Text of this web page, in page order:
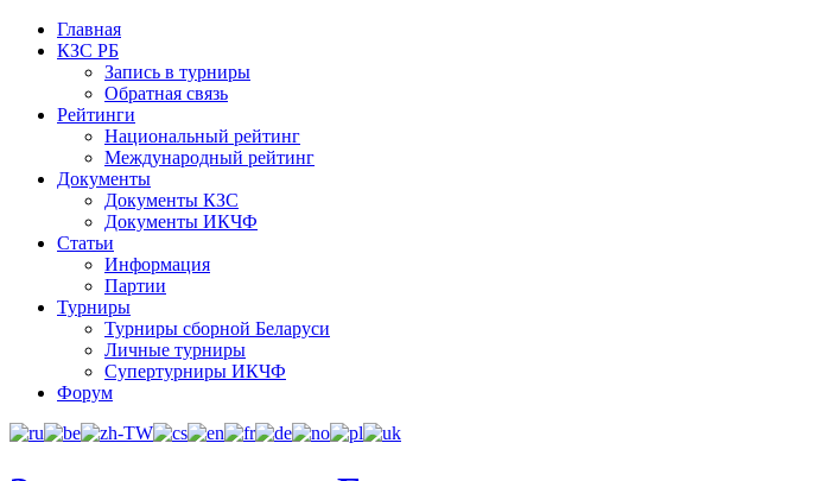
Главная
КЗС РБ
Запись в турниры
Обратная связь
Рейтинги
Национальный рейтинг
Международный рейтинг
Документы
Документы КЗС
Документы ИКЧФ
Статьи
Информация
Партии
Турниры
Турниры сборной Беларуси
Личные турниры
Супертурниры ИКЧФ
Форум